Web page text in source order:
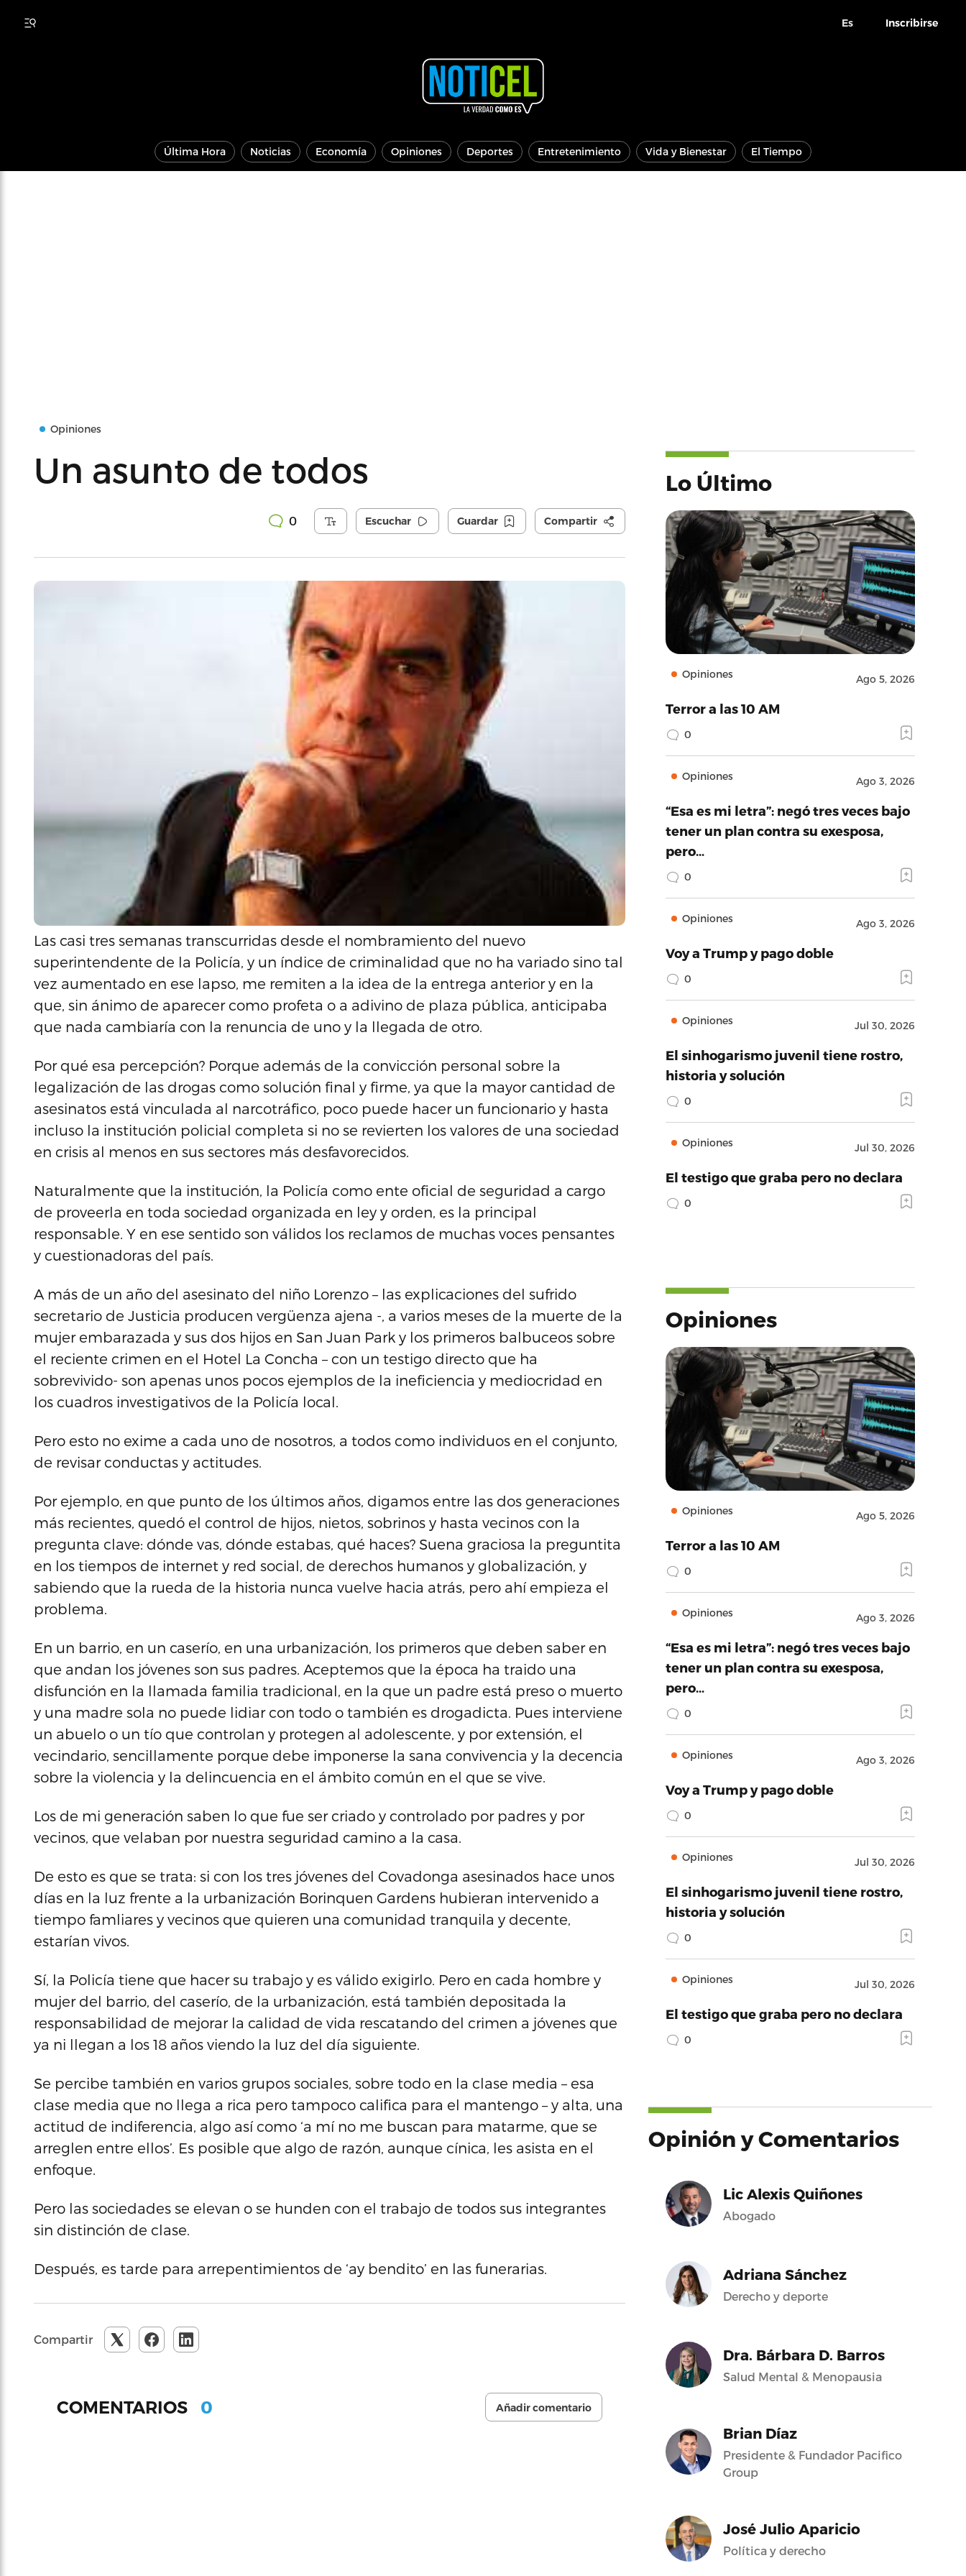
Es Inscribirse
Última Hora Noticias Economía Opiniones Deportes Entretenimiento Vida y Bienestar El Tiempo
Opiniones
Un asunto de todos
0 Escuchar Guardar Compartir
Las casi tres semanas transcurridas desde el nombramiento del nuevo
superintendente de la Policía, y un índice de criminalidad que no ha variado sino tal
vez aumentado en ese lapso, me remiten a la idea de la entrega anterior y en la
que, sin ánimo de aparecer como profeta o a adivino de plaza pública, anticipaba
que nada cambiaría con la renuncia de uno y la llegada de otro.
Por qué esa percepción? Porque además de la convicción personal sobre la
legalización de las drogas como solución final y firme, ya que la mayor cantidad de
asesinatos está vinculada al narcotráfico, poco puede hacer un funcionario y hasta
incluso la institución policial completa si no se revierten los valores de una sociedad
en crisis al menos en sus sectores más desfavorecidos.
Naturalmente que la institución, la Policía como ente oficial de seguridad a cargo
de proveerla en toda sociedad organizada en ley y orden, es la principal
responsable. Y en ese sentido son válidos los reclamos de muchas voces pensantes
y cuestionadoras del país.
A más de un año del asesinato del niño Lorenzo – las explicaciones del sufrido
secretario de Justicia producen vergüenza ajena -, a varios meses de la muerte de la
mujer embarazada y sus dos hijos en San Juan Park y los primeros balbuceos sobre
el reciente crimen en el Hotel La Concha – con un testigo directo que ha
sobrevivido- son apenas unos pocos ejemplos de la ineficiencia y mediocridad en
los cuadros investigativos de la Policía local.
Pero esto no exime a cada uno de nosotros, a todos como individuos en el conjunto,
de revisar conductas y actitudes.
Por ejemplo, en que punto de los últimos años, digamos entre las dos generaciones
más recientes, quedó el control de hijos, nietos, sobrinos y hasta vecinos con la
pregunta clave: dónde vas, dónde estabas, qué haces? Suena graciosa la preguntita
en los tiempos de internet y red social, de derechos humanos y globalización, y
sabiendo que la rueda de la historia nunca vuelve hacia atrás, pero ahí empieza el
problema.
En un barrio, en un caserío, en una urbanización, los primeros que deben saber en
que andan los jóvenes son sus padres. Aceptemos que la época ha traido una
disfunción en la llamada familia tradicional, en la que un padre está preso o muerto
y una madre sola no puede lidiar con todo o también es drogadicta. Pues interviene
un abuelo o un tío que controlan y protegen al adolescente, y por extensión, el
vecindario, sencillamente porque debe imponerse la sana convivencia y la decencia
sobre la violencia y la delincuencia en el ámbito común en el que se vive.
Los de mi generación saben lo que fue ser criado y controlado por padres y por
vecinos, que velaban por nuestra seguridad camino a la casa.
De esto es que se trata: si con los tres jóvenes del Covadonga asesinados hace unos
días en la luz frente a la urbanización Borinquen Gardens hubieran intervenido a
tiempo famliares y vecinos que quieren una comunidad tranquila y decente,
estarían vivos.
Sí, la Policía tiene que hacer su trabajo y es válido exigirlo. Pero en cada hombre y
mujer del barrio, del caserío, de la urbanización, está también depositada la
responsabilidad de mejorar la calidad de vida rescatando del crimen a jóvenes que
ya ni llegan a los 18 años viendo la luz del día siguiente.
Se percibe también en varios grupos sociales, sobre todo en la clase media – esa
clase media que no llega a rica pero tampoco califica para el mantengo – y alta, una
actitud de indiferencia, algo así como ‘a mí no me buscan para matarme, que se
arreglen entre ellos’. Es posible que algo de razón, aunque cínica, les asista en el
enfoque.
Pero las sociedades se elevan o se hunden con el trabajo de todos sus integrantes
sin distinción de clase.
Después, es tarde para arrepentimientos de ‘ay bendito’ en las funerarias.
Compartir
COMENTARIOS 0 Añadir comentario
Lo Último
Opiniones Ago 5, 2026
Terror a las 10 AM
0
Opiniones Ago 3, 2026
“Esa es mi letra”: negó tres veces bajo
tener un plan contra su exesposa,
pero…
0
Opiniones Ago 3, 2026
Voy a Trump y pago doble
0
Opiniones Jul 30, 2026
El sinhogarismo juvenil tiene rostro,
historia y solución
0
Opiniones Jul 30, 2026
El testigo que graba pero no declara
0
Opiniones
Opiniones Ago 5, 2026
Terror a las 10 AM
0
Opiniones Ago 3, 2026
“Esa es mi letra”: negó tres veces bajo
tener un plan contra su exesposa,
pero…
0
Opiniones Ago 3, 2026
Voy a Trump y pago doble
0
Opiniones Jul 30, 2026
El sinhogarismo juvenil tiene rostro,
historia y solución
0
Opiniones Jul 30, 2026
El testigo que graba pero no declara
0
Opinión y Comentarios
Lic Alexis Quiñones
Abogado
Adriana Sánchez
Derecho y deporte
Dra. Bárbara D. Barros
Salud Mental & Menopausia
Brian Díaz
Presidente & Fundador Pacifico
Group
José Julio Aparicio
Política y derecho